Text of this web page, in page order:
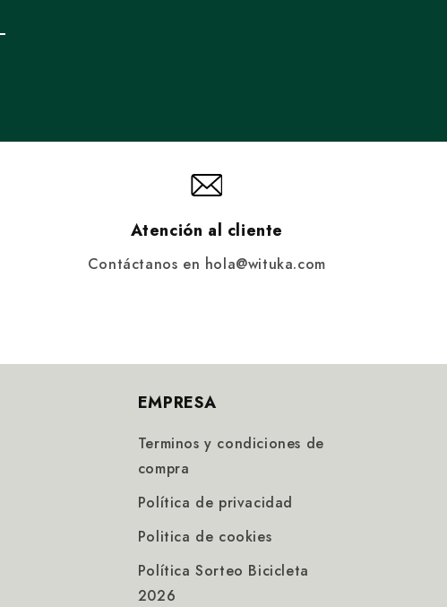
Atención al cliente
Contáctanos en hola@wituka.com
EMPRESA
Terminos y condiciones de
compra
Política de privacidad
Politica de cookies
Política Sorteo Bicicleta
2026